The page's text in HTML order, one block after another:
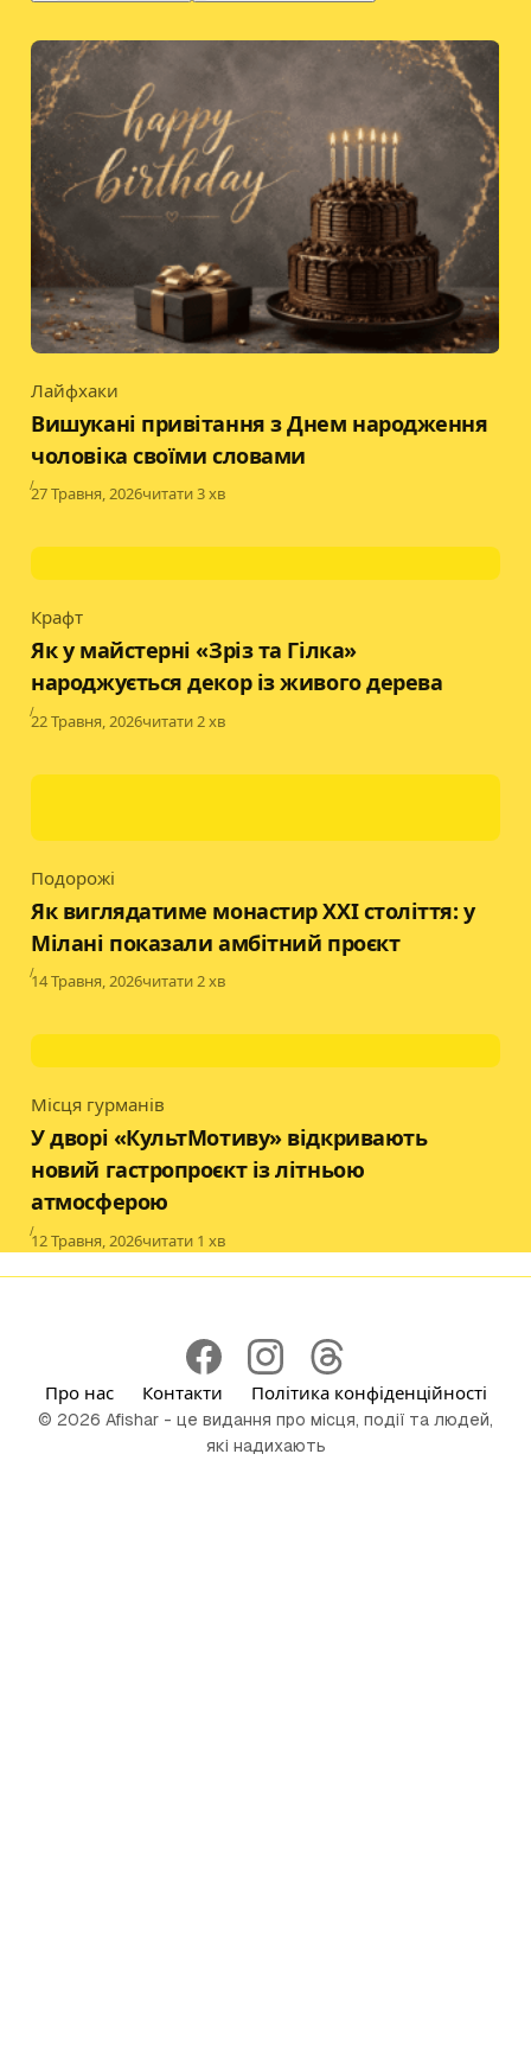
Category
Лайфхаки
Вишукані привітання з Днем народження
чоловіка своїми словами
Published
27 Травня, 2026читати 3 хв
Category
Крафт
Як у майстерні «Зріз та Гілка»
народжується декор із живого дерева
Published
22 Травня, 2026читати 2 хв
Category
Подорожі
Як виглядатиме монастир XXI століття: у
Мілані показали амбітний проєкт
Published
14 Травня, 2026читати 2 хв
Category
Місця гурманів
У дворі «КультМотиву» відкривають
новий гастропроєкт із літньою
атмосферою
Published
12 Травня, 2026читати 1 хв
Про нас Контакти Політика конфіденційності
© 2026 Afishar - це видання про місця, події та людей,
які надихають